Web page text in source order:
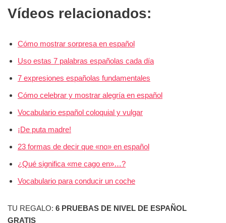
Vídeos relacionados:
Cómo mostrar sorpresa en español
Uso estas 7 palabras españolas cada día
7 expresiones españolas fundamentales
Cómo celebrar y mostrar alegría en español
Vocabulario español coloquial y vulgar
¡De puta madre!
23 formas de decir que «no» en español
¿Qué significa «me cago en»…?
Vocabulario para conducir un coche
TU REGALO: 6 PRUEBAS DE NIVEL DE ESPAÑOL
GRATIS